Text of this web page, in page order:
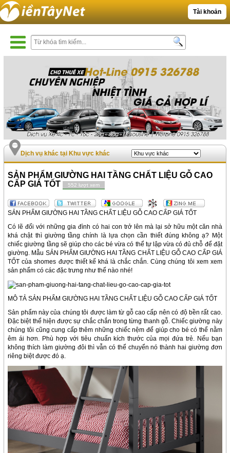
Tài khoản
Dịch vụ khác tại Khu vực khác
SẢN PHẨM GIƯỜNG HAI TẦNG CHẤT LIỆU GỖ CAO
CẤP GIÁ TỐT
552 lượt xem
SẢN PHẨM GIƯỜNG HAI TẦNG CHẤT LIỆU GỖ CAO CẤP GIÁ TỐT
Có lẽ đối với những gia đình có hai con trở lên mà lại sở hữu một căn nhà
khá chật thì giường tầng chính là lựa chọn cần thiết đúng không ạ? Một
chiếc giường tầng sẽ giúp cho các bé vừa có thể tự lập vừa có đủ chỗ để đặt
giường. Mẫu SẢN PHẨM GIƯỜNG HAI TẦNG CHẤT LIỆU GỖ CAO CẤP GIÁ
TỐT của shomes được thiết kế khá là chắc chắn. Cùng chúng tôi xem xem
sản phẩm có các đặc trưng như thế nào nhé!
MÔ TẢ SẢN PHẨM GIƯỜNG HAI TẦNG CHẤT LIỆU GỖ CAO CẤP GIÁ TỐT
Sản phẩm này của chúng tôi được làm từ gỗ cao cấp nên có độ bền rất cao.
Đặc biệt thể hiện được sự chắc chắn trong từng thanh gỗ. Chiếc giường này
chúng tôi cũng cung cấp thêm những chiếc nệm để giúp cho bé có thể nằm
êm ái hơn. Phù hợp với tiêu chuẩn kích thước của mọi đứa trẻ. Nếu bạn
không thích làm giường đôi thì vẫn có thể chuyển nó thành hai giường đơn
riêng biệt được đó ạ.